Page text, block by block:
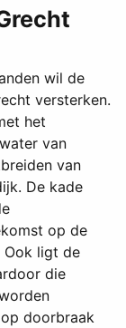
wil de
versterken.
het
van
van
De kade
op de
Ook ligt de
die
doorbraak